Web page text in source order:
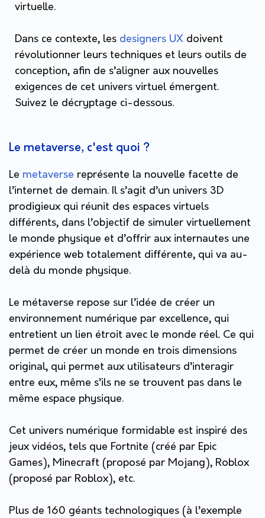
virtuelle.
Dans ce contexte, les designers UX doivent
révolutionner leurs techniques et leurs outils de
conception, afin de s’aligner aux nouvelles
exigences de cet univers virtuel émergent.
Suivez le décryptage ci-dessous.
Le metaverse, c'est quoi ?
Le metaverse représente la nouvelle facette de
l’internet de demain. Il s’agit d’un univers 3D
prodigieux qui réunit des espaces virtuels
différents, dans l’objectif de simuler virtuellement
le monde physique et d’offrir aux internautes une
expérience web totalement différente, qui va au-
delà du monde physique.
Le métaverse repose sur l’idée de créer un
environnement numérique par excellence, qui
entretient un lien étroit avec le monde réel. Ce qui
permet de créer un monde en trois dimensions
original, qui permet aux utilisateurs d’interagir
entre eux, même s’ils ne se trouvent pas dans le
même espace physique.
Cet univers numérique formidable est inspiré des
jeux vidéos, tels que Fortnite (créé par Epic
Games), Minecraft (proposé par Mojang), Roblox
(proposé par Roblox), etc.
Plus de 160 géants technologiques (à l’exemple